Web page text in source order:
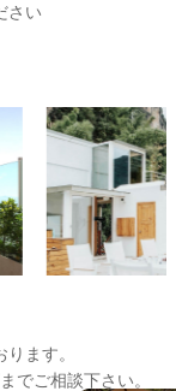
さい
ます。
でご相談下さい。